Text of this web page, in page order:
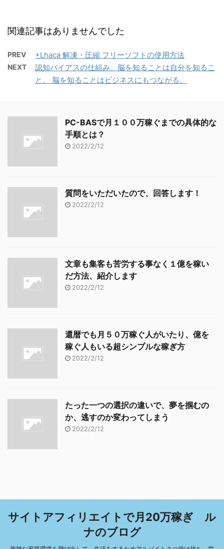
関連記事はありませんでした
PREV +Lhaca 解凍・圧縮 フリーソフトの使用方法
NEXT
認知バイアスの仕組み。脳を知ることは自分を知るこ
と。 脳を知ることはビジネスにもつながる。
PC-BASで月１００万稼ぐまでの具体的な
手順とは？
2022/2/12
質問をいただいたので、回答します！
2022/2/12
文章も集客も苦労する事なく１億を稼い
だ方法、紹介します
2022/2/12
還暦でも月５０万稼ぐ人がいたり、億を
稼ぐ人もいる超シンプルな稼ぎ方
2022/2/12
たった一つの選択の違いで、夢を掴むの
か、逃すのか変わってしまう
2022/2/12
サイトアフィリエイトで月20万稼ぎ ル
ナのブログ